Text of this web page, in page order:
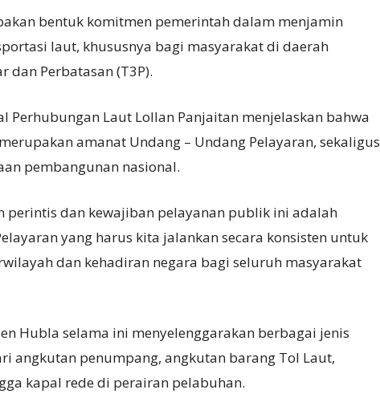
bentuk komitmen pemerintah dalam menjamin
laut, khususnya bagi masyarakat di daerah
dan Perbatasan (T3P).
Perhubungan Laut Lollan Panjaitan menjelaskan bahwa
amanat Undang – Undang Pelayaran, sekaligus
pembangunan nasional.
perintis dan kewajiban pelayanan publik ini adalah
yang harus kita jalankan secara konsisten untuk
dan kehadiran negara bagi seluruh masyarakat
Hubla selama ini menyelenggarakan berbagai jenis
angkutan penumpang, angkutan barang Tol Laut,
kapal rede di perairan pelabuhan.